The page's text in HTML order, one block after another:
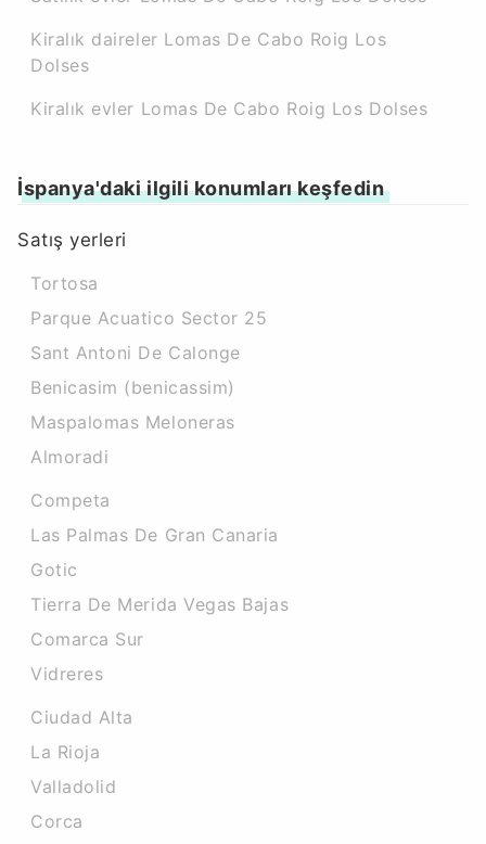
Kiralık daireler Lomas De Cabo Roig Los
Dolses
Kiralık evler Lomas De Cabo Roig Los Dolses
İspanya'daki ilgili konumları keşfedin
Satış yerleri
Tortosa
Parque Acuatico Sector 25
Sant Antoni De Calonge
Benicasim (benicassim)
Maspalomas Meloneras
Almoradi
Competa
Las Palmas De Gran Canaria
Gotic
Tierra De Merida Vegas Bajas
Comarca Sur
Vidreres
Ciudad Alta
La Rioja
Valladolid
Corca